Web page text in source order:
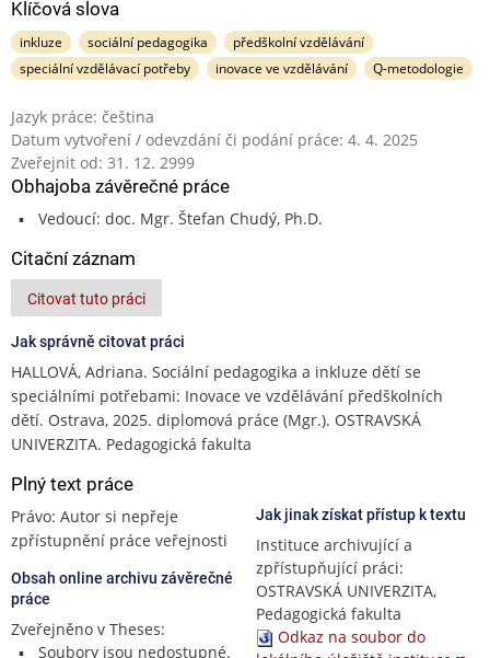
Klíčová slova
inkluze sociální pedagogika
předškolní vzdělávání
speciální vzdělávací potřeby
inovace ve vzdělávání Q-metodologie
Jazyk práce: čeština
Datum vytvoření / odevzdání či podání práce: 4. 4. 2025
Zveřejnit od: 31. 12. 2999
Obhajoba závěrečné práce
Vedoucí: doc. Mgr. Štefan Chudý, Ph.D.
Citační záznam
Citovat tuto práci
Jak správně citovat práci
HALLOVÁ, Adriana. Sociální pedagogika a inkluze dětí se
speciálními potřebami: Inovace ve vzdělávání předškolních
dětí. Ostrava, 2025. diplomová práce (Mgr.). OSTRAVSKÁ
UNIVERZITA. Pedagogická fakulta
Plný text práce
Právo: Autor si nepřeje
zpřístupnění práce veřejnosti
Obsah online archivu závěrečné
práce
Zveřejněno v Theses:
Soubory jsou nedostupné.
Jak jinak získat přístup k textu
Instituce archivující a
zpřístupňující práci:
OSTRAVSKÁ UNIVERZITA,
Pedagogická fakulta
Odkaz na soubor do